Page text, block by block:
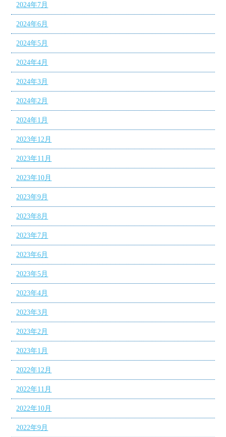
2024年7月
2024年6月
2024年5月
2024年4月
2024年3月
2024年2月
2024年1月
2023年12月
2023年11月
2023年10月
2023年9月
2023年8月
2023年7月
2023年6月
2023年5月
2023年4月
2023年3月
2023年2月
2023年1月
2022年12月
2022年11月
2022年10月
2022年9月